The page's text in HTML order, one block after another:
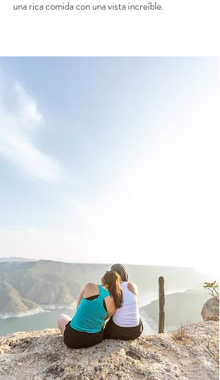
una ricacomida con una vista increíble.